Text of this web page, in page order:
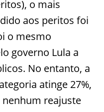
o mais
aos peritos foi
o mesmo
governo Lula a
No entanto, a
atinge 27%,
nenhum reajuste